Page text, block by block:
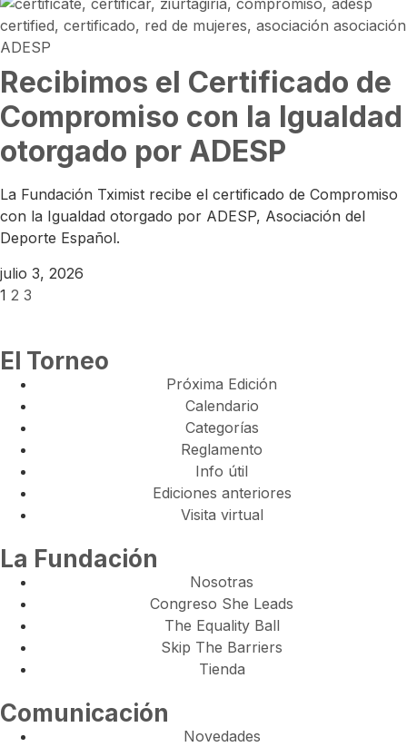
Recibimos el Certificado de
Compromiso con la Igualdad
otorgado por ADESP
La Fundación Tximist recibe el certificado de Compromiso
con la Igualdad otorgado por ADESP, Asociación del
Deporte Español.
julio 3, 2026
1 2 3
El Torneo
Próxima Edición
Calendario
Categorías
Reglamento
Info útil
Ediciones anteriores
Visita virtual
La Fundación
Nosotras
Congreso She Leads
The Equality Ball
Skip The Barriers
Tienda
Comunicación
Novedades